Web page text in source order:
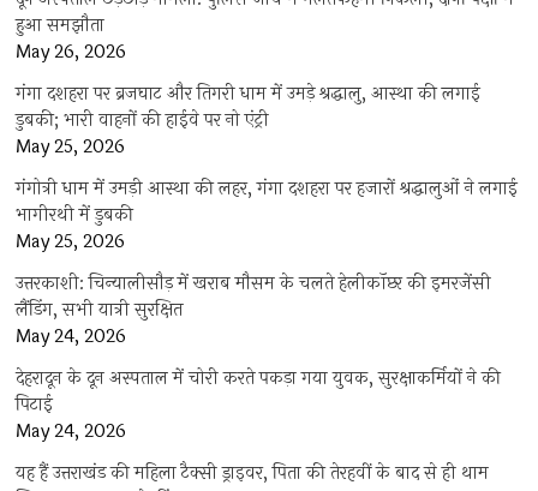
हुआ समझौता
May 26, 2026
गंगा दशहरा पर ब्रजघाट और तिगरी धाम में उमड़े श्रद्धालु, आस्था की लगाई
डुबकी; भारी वाहनों की हाईवे पर नो एंट्री
May 25, 2026
गंगोत्री धाम में उमड़ी आस्था की लहर, गंगा दशहरा पर हजारों श्रद्धालुओं ने लगाई
भागीरथी में डुबकी
May 25, 2026
उत्तरकाशी: चिन्यालीसौड़ में खराब मौसम के चलते हेलीकॉप्टर की इमरजेंसी
लैंडिंग, सभी यात्री सुरक्षित
May 24, 2026
देहरादून के दून अस्पताल में चोरी करते पकड़ा गया युवक, सुरक्षाकर्मियों ने की
पिटाई
May 24, 2026
यह हैं उत्तराखंड की महिला टैक्सी ड्राइवर, पिता की तेरहवीं के बाद से ही थाम